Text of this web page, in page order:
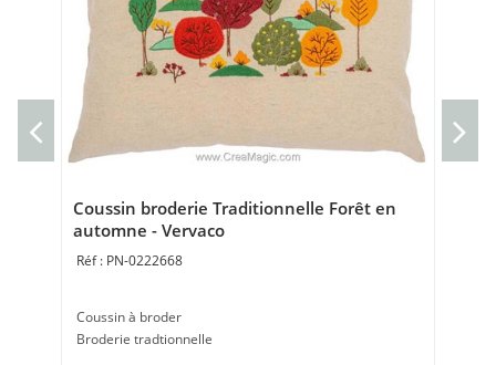
Coussin broderie Traditionnelle Forêt en
automne - Vervaco
PN-0222668
Coussin à broder
Broderie tradtionnelle